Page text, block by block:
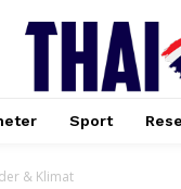
Sport
& Klimat